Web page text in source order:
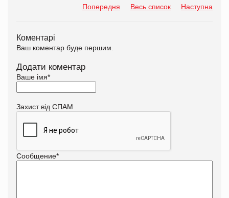
Попередня Весь список Наступна
Коментарі
Ваш коментар буде першим.
Додати коментар
Ваше імя*
Захист від СПАМ
Сообщение*